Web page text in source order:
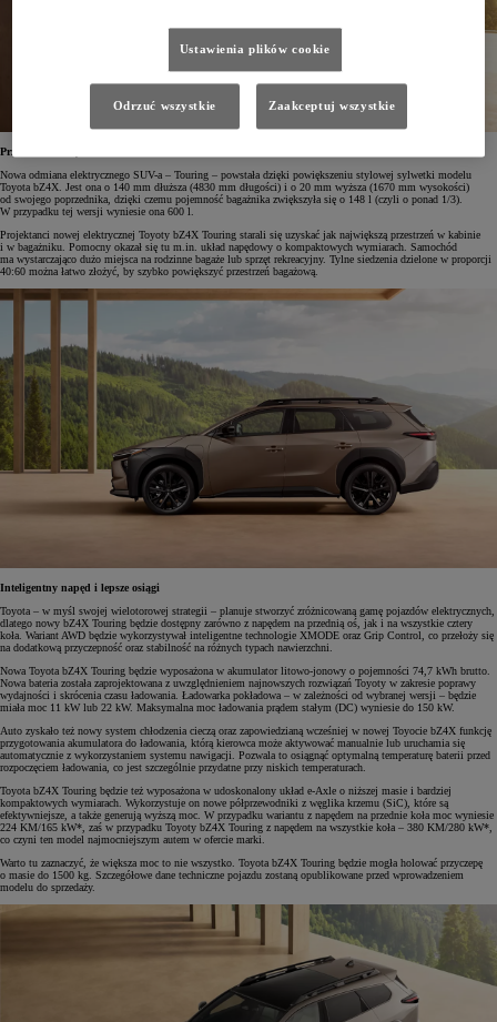
Przestronne wnętrze
Nowa odmiana elektrycznego SUV-a – Touring – powstała dzięki powiększeniu stylowej sylwetki modelu
Toyota bZ4X. Jest ona o 140 mm dłuższa (4830 mm długości) i o 20 mm wyższa (1670 mm wysokości)
od swojego poprzednika, dzięki czemu pojemność bagażnika zwiększyła się o 148 l (czyli o ponad 1/3).
W przypadku tej wersji wyniesie ona 600 l.
Projektanci nowej elektrycznej Toyoty bZ4X Touring starali się uzyskać jak największą przestrzeń w kabinie
i w bagażniku. Pomocny okazał się tu m.in. układ napędowy o kompaktowych wymiarach. Samochód
ma wystarczająco dużo miejsca na rodzinne bagaże lub sprzęt rekreacyjny. Tylne siedzenia dzielone w proporcji
40:60 można łatwo złożyć, by szybko powiększyć przestrzeń bagażową.
Inteligentny napęd i lepsze osiągi
Toyota – w myśl swojej wielotorowej strategii – planuje stworzyć zróżnicowaną gamę pojazdów elektrycznych,
dlatego nowy bZ4X Touring będzie dostępny zarówno z napędem na przednią oś, jak i na wszystkie cztery
koła. Wariant AWD będzie wykorzystywał inteligentne technologie XMODE oraz Grip Control, co przełoży się
na dodatkową przyczepność oraz stabilność na różnych typach nawierzchni.
Nowa Toyota bZ4X Touring będzie wyposażona w akumulator litowo-jonowy o pojemności 74,7 kWh brutto.
Nowa bateria została zaprojektowana z uwzględnieniem najnowszych rozwiązań Toyoty w zakresie poprawy
wydajności i skrócenia czasu ładowania. Ładowarka pokładowa – w zależności od wybranej wersji – będzie
miała moc 11 kW lub 22 kW. Maksymalna moc ładowania prądem stałym (DC) wyniesie do 150 kW.
Auto zyskało też nowy system chłodzenia cieczą oraz zapowiedzianą wcześniej w nowej Toyocie bZ4X funkcję
przygotowania akumulatora do ładowania, którą kierowca może aktywować manualnie lub uruchamia się
automatycznie z wykorzystaniem systemu nawigacji. Pozwala to osiągnąć optymalną temperaturę baterii przed
rozpoczęciem ładowania, co jest szczególnie przydatne przy niskich temperaturach.
Toyota bZ4X Touring będzie też wyposażona w udoskonalony układ e-Axle o niższej masie i bardziej
kompaktowych wymiarach. Wykorzystuje on nowe półprzewodniki z węglika krzemu (SiC), które są
efektywniejsze, a także generują wyższą moc. W przypadku wariantu z napędem na przednie koła moc wyniesie
224 KM/165 kW*, zaś w przypadku Toyoty bZ4X Touring z napędem na wszystkie koła – 380 KM/280 kW*,
co czyni ten model najmocniejszym autem w ofercie marki.
Warto tu zaznaczyć, że większa moc to nie wszystko. Toyota bZ4X Touring będzie mogła holować przyczepę
o masie do 1500 kg. Szczegółowe dane techniczne pojazdu zostaną opublikowane przed wprowadzeniem
modelu do sprzedaży.
Ustawienia plików cookie
Odrzuć wszystkie Zaakceptuj wszystkie